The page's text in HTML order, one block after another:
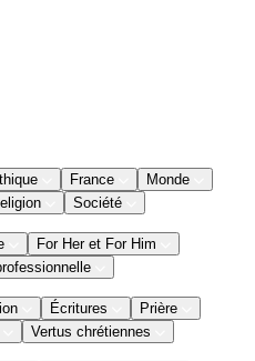
France
Monde
Société
For Her et For Him
Écritures
Prière
Vertus chrétiennes